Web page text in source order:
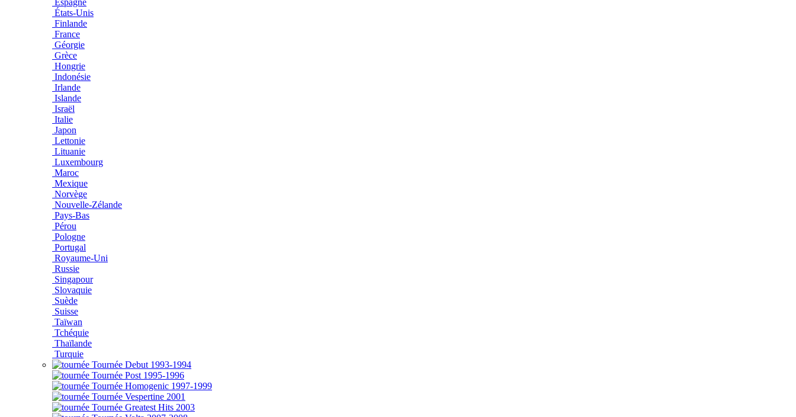
Espagne
États-Unis
Finlande
France
Géorgie
Grèce
Hongrie
Indonésie
Irlande
Islande
Israël
Italie
Japon
Lettonie
Lituanie
Luxembourg
Maroc
Mexique
Norvège
Nouvelle-Zélande
Pays-Bas
Pérou
Pologne
Portugal
Royaume-Uni
Russie
Singapour
Slovaquie
Suède
Suisse
Taïwan
Tchéquie
Thaïlande
Turquie